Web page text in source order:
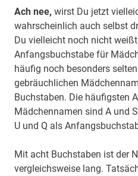
Ach nee, wirst Du jetzt
wahrscheinlich auch selbst
Du vielleicht noch nicht
Anfangsbuchstabe für
häufig noch besonders
gebräuchlichen
Buchstaben. Die häufigsten
Mädchennamen sind A und
U und Q als
Mit acht Buchstaben ist der
vergleichsweise lang.